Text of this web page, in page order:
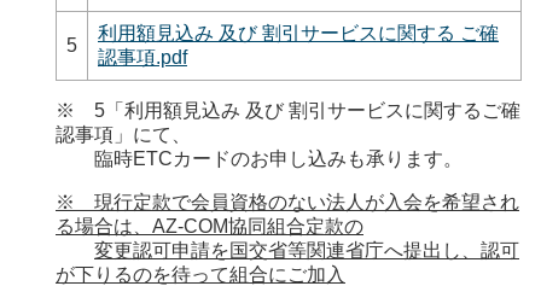
5
利用額見込み 及び 割引サービスに関する ご確
認事項.pdf
※ 5「利用額見込み 及び 割引サービスに関するご確
認事項」にて、
臨時ETCカードのお申し込みも承ります。
※ 現行定款で会員資格のない法人が入会を希望され
る場合は、AZ-COM協同組合定款の
変更認可申請を国交省等関連省庁へ提出し、認可
が下りるのを待って組合にご加入